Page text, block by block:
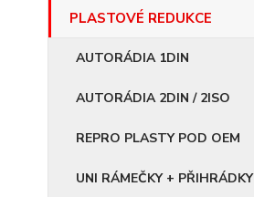
PLASTOVÉ REDUKCE
AUTORÁDIA 1DIN
AUTORÁDIA 2DIN / 2ISO
REPRO PLASTY POD OEM
UNI RÁMEČKY + PŘIHRÁDKY